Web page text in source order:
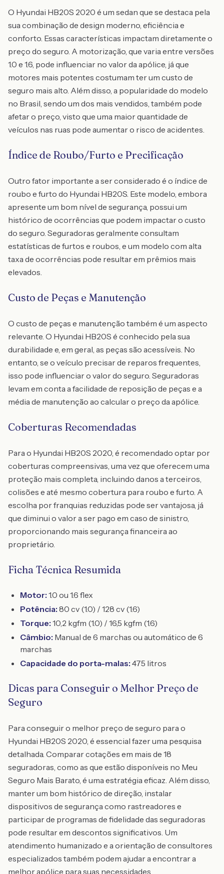
O Hyundai HB20S 2020 é um sedan que se destaca pela
sua combinação de design moderno, eficiência e
conforto. Essas características impactam diretamente o
preço do seguro. A motorização, que varia entre versões
1.0 e 1.6, pode influenciar no valor da apólice, já que
motores mais potentes costumam ter um custo de
seguro mais alto. Além disso, a popularidade do modelo
no Brasil, sendo um dos mais vendidos, também pode
afetar o preço, visto que uma maior quantidade de
veículos nas ruas pode aumentar o risco de acidentes.
Índice de Roubo/Furto e Precificação
Outro fator importante a ser considerado é o índice de
roubo e furto do Hyundai HB20S. Este modelo, embora
apresente um bom nível de segurança, possui um
histórico de ocorrências que podem impactar o custo
do seguro. Seguradoras geralmente consultam
estatísticas de furtos e roubos, e um modelo com alta
taxa de ocorrências pode resultar em prêmios mais
elevados.
Custo de Peças e Manutenção
O custo de peças e manutenção também é um aspecto
relevante. O Hyundai HB20S é conhecido pela sua
durabilidade e, em geral, as peças são acessíveis. No
entanto, se o veículo precisar de reparos frequentes,
isso pode influenciar o valor do seguro. Seguradoras
levam em conta a facilidade de reposição de peças e a
média de manutenção ao calcular o preço da apólice.
Coberturas Recomendadas
Para o Hyundai HB20S 2020, é recomendado optar por
coberturas compreensivas, uma vez que oferecem uma
proteção mais completa, incluindo danos a terceiros,
colisões e até mesmo cobertura para roubo e furto. A
escolha por franquias reduzidas pode ser vantajosa, já
que diminui o valor a ser pago em caso de sinistro,
proporcionando mais segurança financeira ao
proprietário.
Ficha Técnica Resumida
Motor: 1.0 ou 1.6 flex
Potência: 80 cv (1.0) / 128 cv (1.6)
Torque: 10,2 kgfm (1.0) / 16,5 kgfm (1.6)
Câmbio: Manual de 6 marchas ou automático de 6
marchas
Capacidade do porta-malas: 475 litros
Dicas para Conseguir o Melhor Preço de
Seguro
Para conseguir o melhor preço de seguro para o
Hyundai HB20S 2020, é essencial fazer uma pesquisa
detalhada. Comparar cotações em mais de 18
seguradoras, como as que estão disponíveis no Meu
Seguro Mais Barato, é uma estratégia eficaz. Além disso,
manter um bom histórico de direção, instalar
dispositivos de segurança como rastreadores e
participar de programas de fidelidade das seguradoras
pode resultar em descontos significativos. Um
atendimento humanizado e a orientação de consultores
especializados também podem ajudar a encontrar a
melhor apólice para suas necessidades.